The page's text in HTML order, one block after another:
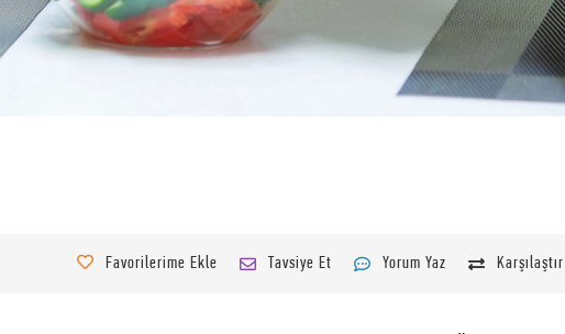
Favorilerime Ekle Tavsiye Et Yorum Yaz Karşılaştır